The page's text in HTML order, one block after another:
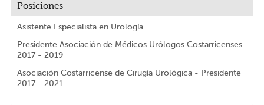
Posiciones
Asistente Especialista en Urología
Presidente Asociación de Médicos Urólogos Costarricenses
2017 - 2019
Asociación Costarricense de Cirugía Urológica - Presidente
2017 - 2021